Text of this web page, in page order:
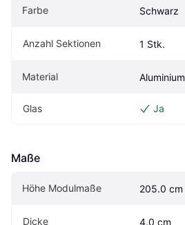
Farbe Schwarz
Anzahl Sektionen 1 Stk.
Material Aluminium
Glas Ja
Maße
Höhe Modulmaße 205.0 cm
Dicke 4.0 cm